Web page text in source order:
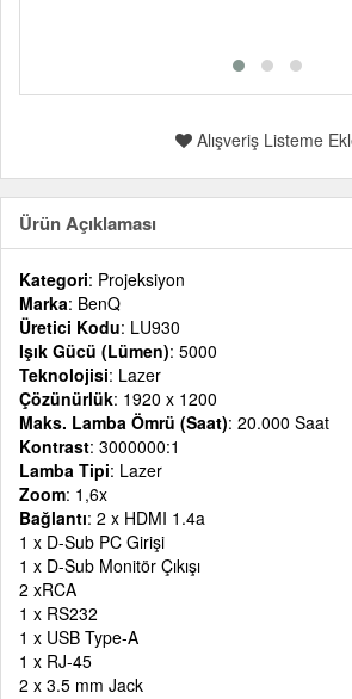
Alışveriş Listeme
Ürün Açıklaması
Kategori: Projeksiyon
Marka: BenQ
Üretici Kodu: LU930
Işık Gücü (Lümen): 5000
Teknolojisi: Lazer
Çözünürlük: 1920 x 1200
Maks. Lamba Ömrü (Saat): 20.000 Saat
Kontrast: 3000000:1
Lamba Tipi: Lazer
Zoom: 1,6x
Bağlantı: 2 x HDMI 1.4a
1 x D-Sub PC Girişi
1 x D-Sub Monitör Çıkışı
2 xRCA
1 x RS232
1 x USB Type-A
1 x RJ-45
2 x 3.5 mm Jack